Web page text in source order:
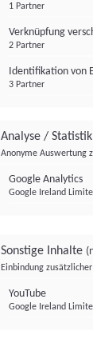
1 Partner
Verknüpfung
2 Partner
Identifikation von
3 Partner
Analyse / Statistik
Anonyme Auswertung
Google Analytics
Google Ireland
Sonstige Inhalte
Einbindung
YouTube
Google Ireland